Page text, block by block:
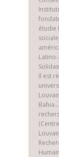
étudie
Il est